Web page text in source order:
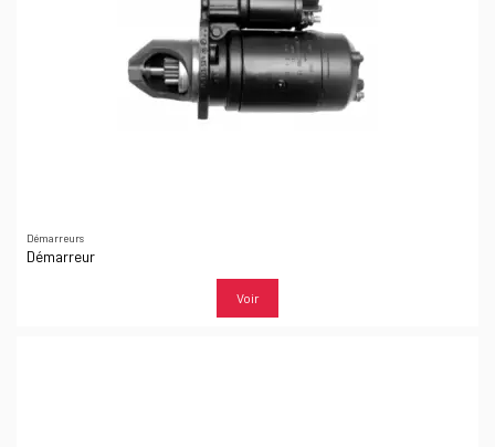
Démarreurs
Démarreur
Voir